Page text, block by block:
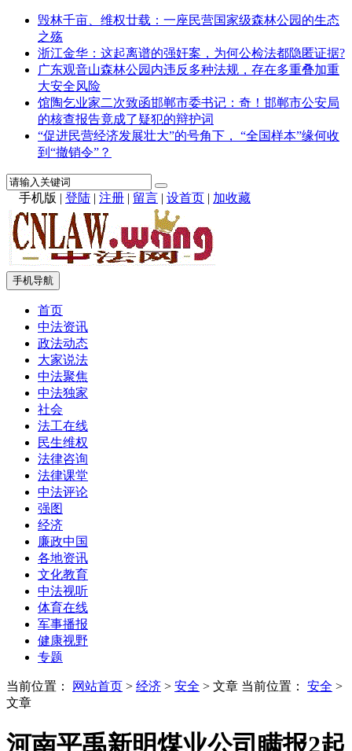
毁林千亩、维权廿载：一座民营国家级森林公园的生态
之殇
浙江金华：这起离谱的强奸案，为何公检法都隐匿证据?
广东观音山森林公园内违反多种法规，存在多重叠加重
大安全风险
馆陶乞业家二次致函邯郸市委书记：奇！邯郸市公安局
的核查报告竟成了疑犯的辩护词
“促进民营经济发展壮大”的号角下， “全国样本”缘何收
到“撤销令”？
手机版 | 登陆 | 注册 | 留言 | 设首页 | 加收藏
手机导航
首页
中法资讯
政法动态
大家说法
中法聚焦
中法独家
社会
法工在线
民生维权
法律咨询
法律课堂
中法评论
强图
经济
廉政中国
各地资讯
文化教育
中法视听
体育在线
军事播报
健康视野
专题
当前位置： 网站首页 > 经济 > 安全 > 文章 当前位置： 安全 >
文章
河南平禹新明煤业公司瞒报2起